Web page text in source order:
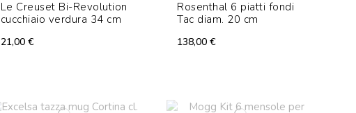
Le Creuset Bi-Revolution
cucchiaio verdura 34 cm
21,00 €
Rosenthal 6 piatti fondi
Tac diam. 20 cm
138,00 €